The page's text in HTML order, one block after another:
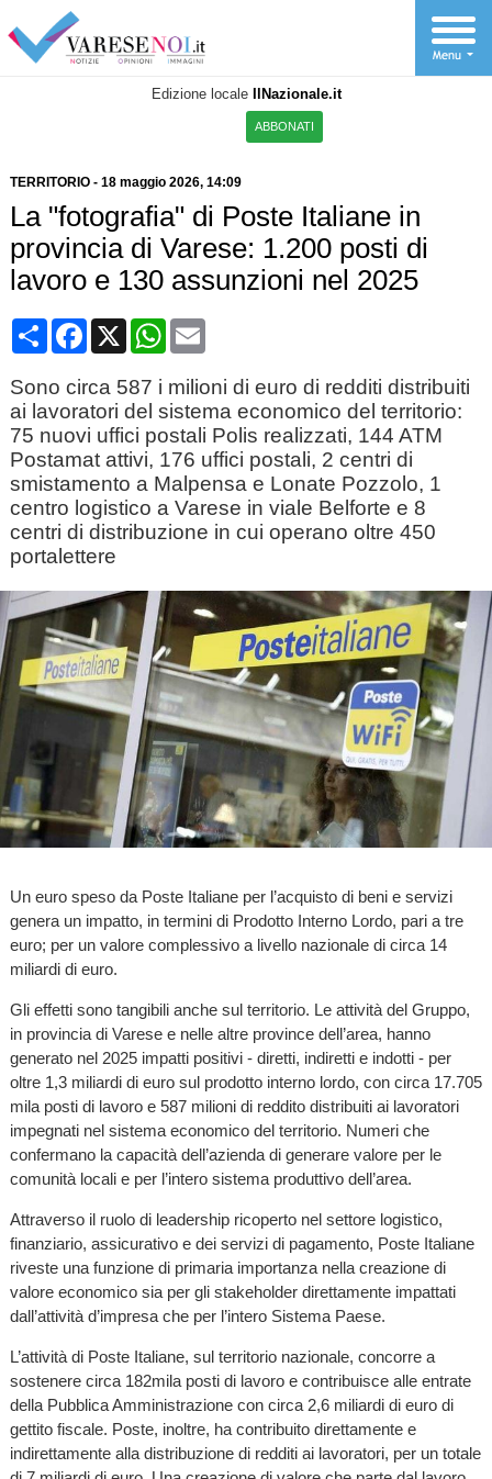
Edizione locale IlNazionale.it
ABBONATI
TERRITORIO- 18 maggio 2026, 14:09
La "fotografia" di Poste Italiane in
provincia di Varese: 1.200 posti di
lavoro e 130 assunzioni nel 2025
CondividiFacebook
X WhatsApp
Email
Sono circa 587 i milioni di euro di redditi distribuiti
ai lavoratori del sistema economico del territorio:
75 nuovi uffici postali Polis realizzati, 144 ATM
Postamat attivi, 176 uffici postali, 2 centri di
smistamento a Malpensa e Lonate Pozzolo, 1
centro logistico a Varese in viale Belforte e 8
centri di distribuzione in cui operano oltre 450
portalettere
Un euro speso da Poste Italiane per l’acquisto di beni e servizi
genera un impatto, in termini di Prodotto Interno Lordo, pari a tre
euro; per un valore complessivo a livello nazionale di circa 14
miliardi di euro.
Gli effetti sono tangibili anche sul territorio. Le attività del Gruppo,
in provincia di Varese e nelle altre province dell’area, hanno
generato nel 2025 impatti positivi - diretti, indiretti e indotti - per
oltre 1,3 miliardi di euro sul prodotto interno lordo, con circa 17.705
mila posti di lavoro e 587 milioni di reddito distribuiti ai lavoratori
impegnati nel sistema economico del territorio. Numeri che
confermano la capacità dell’azienda di generare valore per le
comunità locali e per l’intero sistema produttivo dell’area.
Attraverso il ruolo di leadership ricoperto nel settore logistico,
finanziario, assicurativo e dei servizi di pagamento, Poste Italiane
riveste una funzione di primaria importanza nella creazione di
valore economico sia per gli stakeholder direttamente impattati
dall’attività d’impresa che per l’intero Sistema Paese.
L’attività di Poste Italiane, sul territorio nazionale, concorre a
sostenere circa 182mila posti di lavoro e contribuisce alle entrate
della Pubblica Amministrazione con circa 2,6 miliardi di euro di
gettito fiscale. Poste, inoltre, ha contribuito direttamente e
indirettamente alla distribuzione di redditi ai lavoratori, per un totale